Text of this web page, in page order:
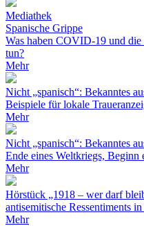
Mediathek
Spanische Grippe
Was haben COVID-19 und die
tun?
Mehr
Nicht „spanisch“: Bekanntes
Beispiele für lokale
Mehr
Nicht „spanisch“: Bekanntes
Ende eines Weltkriegs, Beginn
Mehr
Hörstück „1918 – wer darf
antisemitische Ressentiments
Mehr